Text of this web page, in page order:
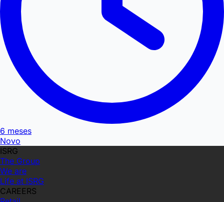
6 meses
Novo
ISRG
The Group
We are
Life at ISRG
CAREERS